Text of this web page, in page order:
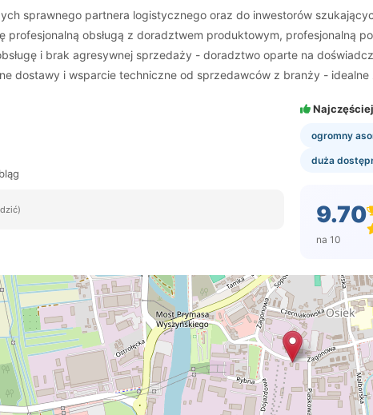
sprawnego partnera logistycznego oraz do inwestorów
profesjonalną obsługą z doradztwem produktowym, profesjonalną
i brak agresywnej sprzedaży - doradztwo oparte na
dostawy i wsparcie techniczne od sprzedawców z branży -
ogromny
duża
9.70
na 10